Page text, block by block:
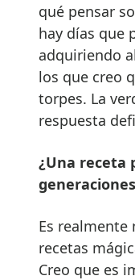
qué pensar
hay días que
adquiriendo
los que creo
torpes. La
respuesta
¿Una receta
Es
recetas
Creo que es